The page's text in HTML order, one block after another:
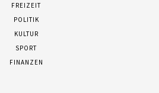
FREIZEIT
POLITIK
KULTUR
SPORT
FINANZEN